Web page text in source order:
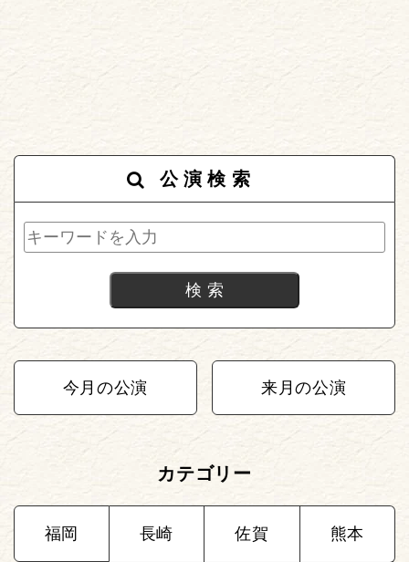
公演検索
今月の公演 来月の公演
カテゴリー
福岡 長崎 佐賀 熊本